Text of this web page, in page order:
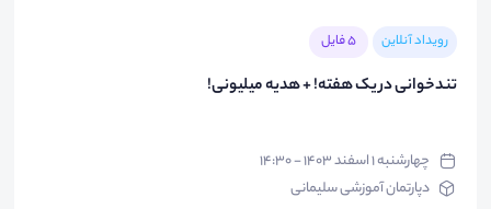
رویداد آنلاین 5 فایل
تندخوانی در یک هفته! + هدیه میلیونی!
چهارشنبه ۱ اسفند ۱۴۰۳ - ۱۴:۳۰
دپارتمان آموزشی سلیمانی